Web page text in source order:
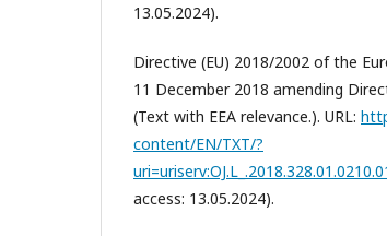
13.05.2024).
Directive (EU) 2018/2002 of the
11 December 2018 amending
(Text with EEA relevance.). URL:
content/EN/TXT/?
access: 13.05.2024).